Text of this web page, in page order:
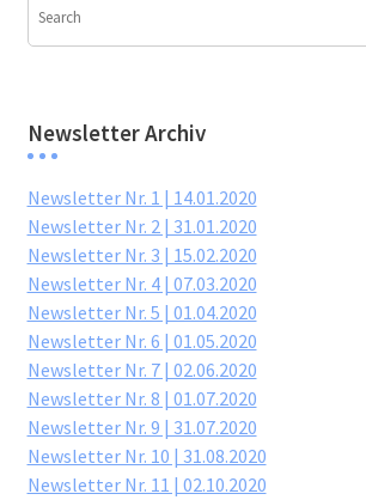
Newsletter Archiv
Newsletter Nr. 1 | 14.01.2020
Newsletter Nr. 2 | 31.01.2020
Newsletter Nr. 3 | 15.02.2020
Newsletter Nr. 4 | 07.03.2020
Newsletter Nr. 5 | 01.04.2020
Newsletter Nr. 6 | 01.05.2020
Newsletter Nr. 7 | 02.06.2020
Newsletter Nr. 8 | 01.07.2020
Newsletter Nr. 9 | 31.07.2020
Newsletter Nr. 10 | 31.08.2020
Newsletter Nr. 11 | 02.10.2020